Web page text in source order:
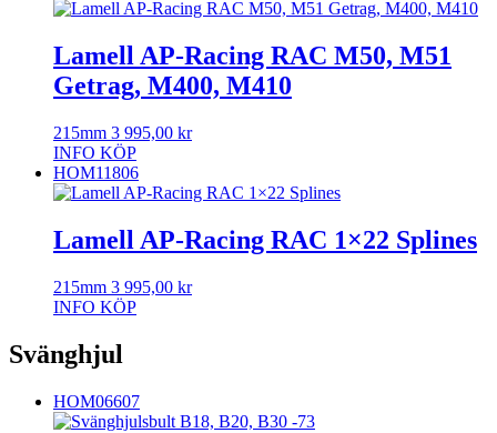
Lamell AP-Racing RAC M50, M51
Getrag, M400, M410
215mm 3 995,00 kr
INFO KÖP
HOM11806
Lamell AP-Racing RAC 1×22 Splines
215mm 3 995,00 kr
INFO KÖP
Svänghjul
HOM06607